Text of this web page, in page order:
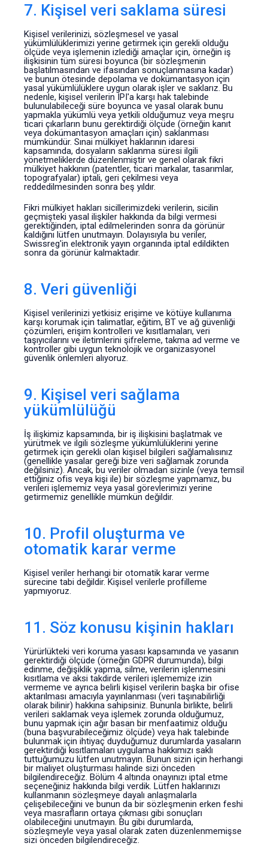
7. Kişisel veri saklama süresi
Kişisel verilerinizi, sözleşmesel ve yasal
yükümlülüklerimizi yerine getirmek için gerekli olduğu
ölçüde veya işlemenin izlediği amaçlar için, örneğin iş
ilişkisinin tüm süresi boyunca (bir sözleşmenin
başlatılmasından ve ifasından sonuçlanmasına kadar)
ve bunun ötesinde depolama ve dokümantasyon için
yasal yükümlülüklere uygun olarak işler ve saklarız. Bu
nedenle, kişisel verilerin IPI'a karşı hak talebinde
bulunulabileceği süre boyunca ve yasal olarak bunu
yapmakla yükümlü veya yetkili olduğumuz veya meşru
ticari çıkarların bunu gerektirdiği ölçüde (örneğin kanıt
veya dokümantasyon amaçları için) saklanması
mümkündür. Sınai mülkiyet haklarının idaresi
kapsamında, dosyaların saklanma süresi ilgili
yönetmeliklerde düzenlenmiştir ve genel olarak fikri
mülkiyet hakkının (patentler, ticari markalar, tasarımlar,
topografyalar) iptali, geri çekilmesi veya
reddedilmesinden sonra beş yıldır.
Fikri mülkiyet hakları sicillerimizdeki verilerin, sicilin
geçmişteki yasal ilişkiler hakkında da bilgi vermesi
gerektiğinden, iptal edilmelerinden sonra da görünür
kaldığını lütfen unutmayın. Dolayısıyla bu veriler,
Swissreg'in elektronik yayın organında iptal edildikten
sonra da görünür kalmaktadır.
8. Veri güvenliği
Kişisel verilerinizi yetkisiz erişime ve kötüye kullanıma
karşı korumak için talimatlar, eğitim, BT ve ağ güvenliği
çözümleri, erişim kontrolleri ve kısıtlamaları, veri
taşıyıcılarını ve iletimlerini şifreleme, takma ad verme ve
kontroller gibi uygun teknolojik ve organizasyonel
güvenlik önlemleri alıyoruz.
9. Kişisel veri sağlama
yükümlülüğü
İş ilişkimiz kapsamında, bir iş ilişkisini başlatmak ve
yürütmek ve ilgili sözleşme yükümlülüklerini yerine
getirmek için gerekli olan kişisel bilgileri sağlamalısınız
(genellikle yasalar gereği bize veri sağlamak zorunda
değilsiniz). Ancak, bu veriler olmadan sizinle (veya temsil
ettiğiniz ofis veya kişi ile) bir sözleşme yapmamız, bu
verileri işlememiz veya yasal görevlerimizi yerine
getirmemiz genellikle mümkün değildir.
10. Profil oluşturma ve
otomatik karar verme
Kişisel veriler herhangi bir otomatik karar verme
sürecine tabi değildir. Kişisel verilerle profilleme
yapmıyoruz.
11. Söz konusu kişinin hakları
Yürürlükteki veri koruma yasası kapsamında ve yasanın
gerektirdiği ölçüde (örneğin GDPR durumunda), bilgi
edinme, değişiklik yapma, silme, verilerin işlenmesini
kısıtlama ve aksi takdirde verileri işlememize izin
vermeme ve ayrıca belirli kişisel verilerin başka bir ofise
aktarılması amacıyla yayınlanması (veri taşınabilirliği
olarak bilinir) hakkına sahipsiniz. Bununla birlikte, belirli
verileri saklamak veya işlemek zorunda olduğumuz,
bunu yapmak için ağır basan bir menfaatimiz olduğu
(buna başvurabileceğimiz ölçüde) veya hak talebinde
bulunmak için ihtiyaç duyduğumuz durumlarda yasaların
gerektirdiği kısıtlamaları uygulama hakkımızı saklı
tuttuğumuzu lütfen unutmayın. Bunun sizin için herhangi
bir maliyet oluşturması halinde sizi önceden
bilgilendireceğiz. Bölüm 4 altında onayınızı iptal etme
seçeneğiniz hakkında bilgi verdik. Lütfen haklarınızı
kullanmanın sözleşmeye dayalı anlaşmalarla
çelişebileceğini ve bunun da bir sözleşmenin erken feshi
veya masrafların ortaya çıkması gibi sonuçları
olabileceğini unutmayın. Bu gibi durumlarda,
sözleşmeyle veya yasal olarak zaten düzenlenmemişse
sizi önceden bilgilendireceğiz.